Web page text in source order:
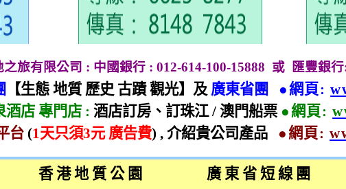
旅有限公司 : 中國銀行: 012-614-100-15888 或 匯豐銀行
【生態 地質 歷史 古蹟 觀光】及 廣東省團 ●網頁:
酒店 專門店 : 酒店訂房、訂珠江/澳門船票 ●網頁:
台 (1天只須3元 廣告費) ,介紹貴公司產品 ●網頁:
香 港 地 質 公 園 廣 東 省 短 線 團